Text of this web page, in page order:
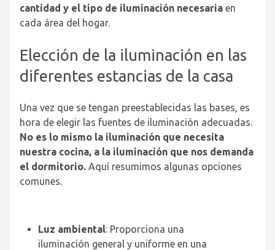
cantidad y el tipo de iluminación necesaria en
cada área del hogar.
Elección de la iluminación en las
diferentes estancias de la casa
Una vez que se tengan preestablecidas las bases, es
hora de elegir las fuentes de iluminación adecuadas.
No es lo mismo la iluminación que necesita
nuestra cocina, a la iluminación que nos demanda
el dormitorio. Aquí resumimos algunas opciones
comunes.
Luz ambiental: Proporciona una
iluminación general y uniforme en una